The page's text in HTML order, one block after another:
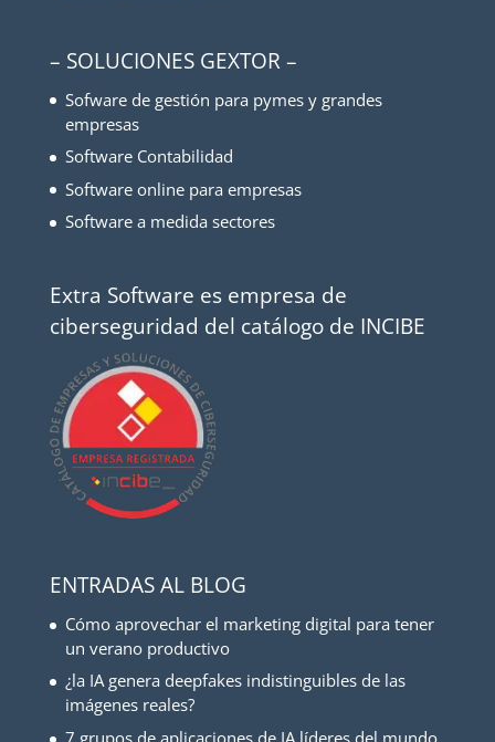
– SOLUCIONES GEXTOR –
Sofware de gestión para pymes y grandes
empresas
Software Contabilidad
Software online para empresas
Software a medida sectores
Extra Software es empresa de
ciberseguridad del catálogo de INCIBE
ENTRADAS AL BLOG
Cómo aprovechar el marketing digital para tener
un verano productivo
¿la IA genera deepfakes indistinguibles de las
imágenes reales?
7 grupos de aplicaciones de IA líderes del mundo